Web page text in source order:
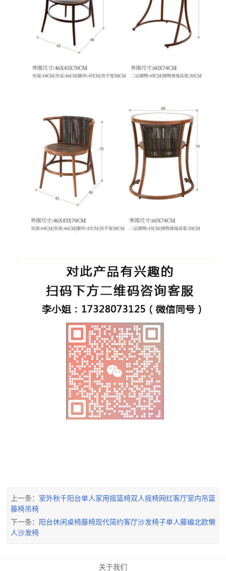
上一条： 室外秋千阳台单人家用摇篮椅双人摇椅网红客厅室内吊篮
藤椅吊椅
下一条： 阳台休闲桌椅藤椅现代简约客厅沙发椅子单人藤编北欧懒
人沙发椅
关于我们